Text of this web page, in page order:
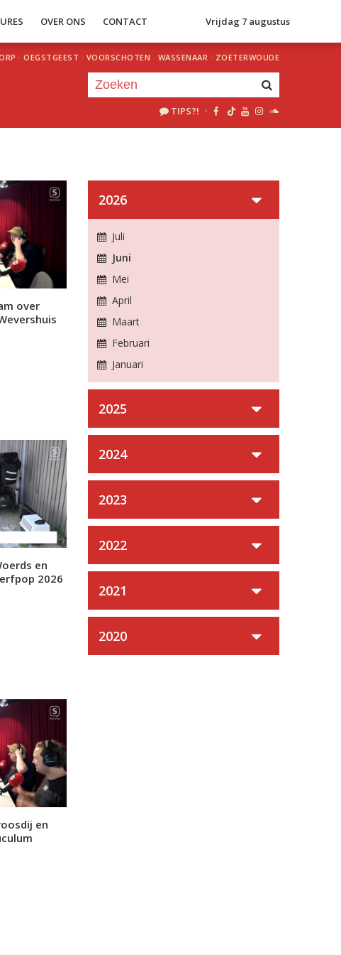
OVER ONS CONTACT Vrijdag 7 augustus
· OEGSTGEEST · VOORSCHOTEN · WASSENAAR · ZOETERWOUDE
TIPS?! ·
over
en
2026
en
2026
Juli
Juni
Mei
April
Maart
Februari
Januari
2025
2024
2023
2022
2021
2020